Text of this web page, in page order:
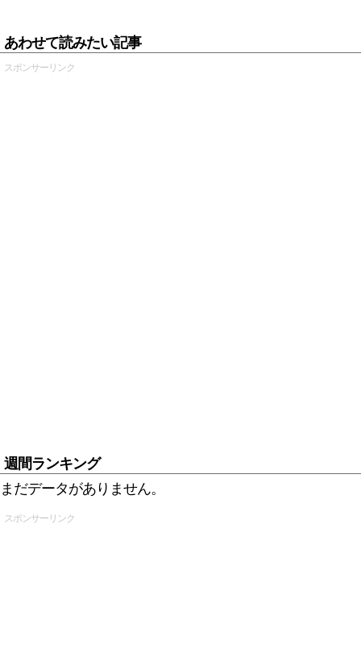
あわせて読みたい記事
スポンサーリンク
週間ランキング
まだデータがありません。
スポンサーリンク